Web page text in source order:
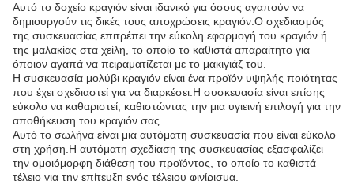
Αυτό το δοχείο κραγιόν είναι ιδανικό για όσους αγαπούν να
δημιουργούν τις δικές τους αποχρώσεις κραγιόν.Ο σχεδιασμός
της συσκευασίας επιτρέπει την εύκολη εφαρμογή του κραγιόν ή
της μαλακίας στα χείλη, το οποίο το καθιστά απαραίτητο για
όποιον αγαπά να πειραματίζεται με το μακιγιάζ του.
Η συσκευασία μολύβι κραγιόν είναι ένα προϊόν υψηλής ποιότητας
που έχει σχεδιαστεί για να διαρκέσει.Η συσκευασία είναι επίσης
εύκολο να καθαριστεί, καθιστώντας την μια υγιεινή επιλογή για την
αποθήκευση του κραγιόν σας.
Αυτό το σωλήνα είναι μια αυτόματη συσκευασία που είναι εύκολο
στη χρήση.Η αυτόματη σχεδίαση της συσκευασίας εξασφαλίζει
την ομοιόμορφη διάθεση του προϊόντος, το οποίο το καθιστά
τέλειο για την επίτευξη ενός τέλειου φινίρισμα.